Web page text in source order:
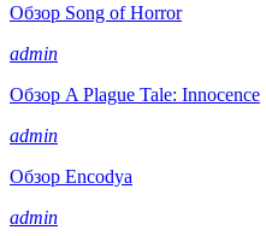
Обзор Song of Horror
admin
Обзор A Plague Tale: Innocence
admin
Обзор Encodya
admin